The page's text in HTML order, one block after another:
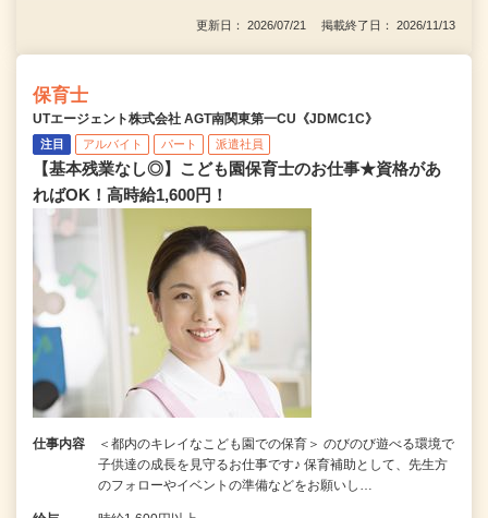
更新日： 2026/07/21 掲載終了日： 2026/11/13
保育士
UTエージェント株式会社 AGT南関東第一CU《JDMC1C》
注目 アルバイト パート 派遣社員
【基本残業なし◎】こども園保育士のお仕事★資格があ
ればOK！高時給1,600円！
仕事内容
＜都内のキレイなこども園での保育＞ のびのび遊べる環境で
子供達の成長を見守るお仕事です♪ 保育補助として、先生方
のフォローやイベントの準備などをお願いし…